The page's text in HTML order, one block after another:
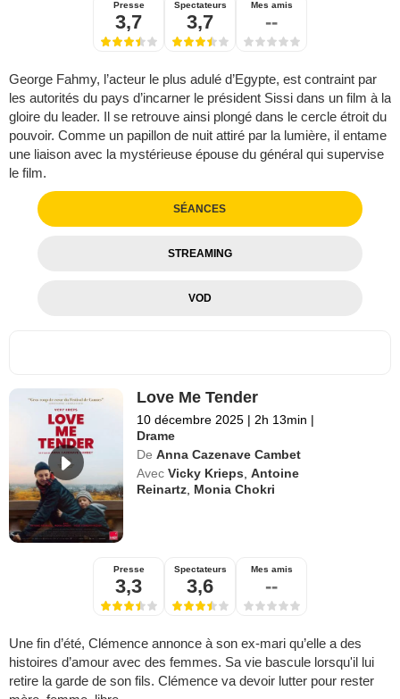
Presse
3,7
Spectateurs
3,7
Mes amis
--
George Fahmy, l’acteur le plus adulé d’Egypte, est contraint par
les autorités du pays d’incarner le président Sissi dans un film à la
gloire du leader. Il se retrouve ainsi plongé dans le cercle étroit du
pouvoir. Comme un papillon de nuit attiré par la lumière, il entame
une liaison avec la mystérieuse épouse du général qui supervise
le film.
SÉANCES
STREAMING
VOD
Love Me Tender
10 décembre 2025 | 2h 13min |
Drame
De Anna Cazenave Cambet
Avec Vicky Krieps ,Antoine
Reinartz Monia Chokri
Presse
3,3
Spectateurs
3,6
Mes amis
--
Une fin d’été, Clémence annonce à son ex-mari qu’elle a des
histoires d’amour avec des femmes. Sa vie bascule lorsqu'il lui
retire la garde de son fils. Clémence va devoir lutter pour rester